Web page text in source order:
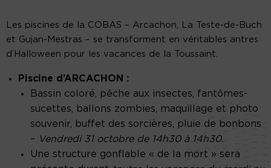
Les piscines de la COBAS – Arcachon, La Teste-de-Buch
et Gujan-Mestras – se transforment en véritables antres
d’Halloween pour les vacances de la Toussaint.
Piscine d’ARCACHON :
Bassin coloré, pêche aux insectes, fantômes-
sucettes, ballons zombies, maquillage et photo
souvenir, buffet des sorcières, pluie de bonbons
– Vendredi 31 octobre de 14h30 à 14h30.
Une structure gonflable « de la mort » sera